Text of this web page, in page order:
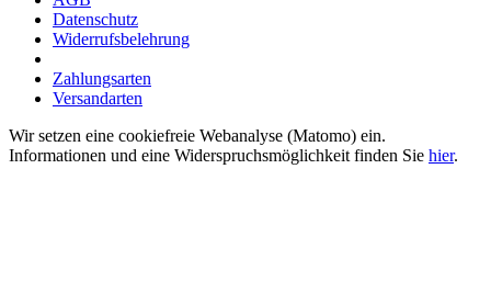
Datenschutz
Widerrufsbelehrung
Zahlungsarten
Versandarten
Wir setzen eine cookiefreie Webanalyse (Matomo) ein.
Informationen und eine Widerspruchsmöglichkeit finden Sie hier.